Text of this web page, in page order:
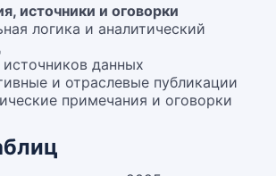
источники и оговорки
логика и аналитический
источников данных
и отраслевые публикации
примечания и оговорки